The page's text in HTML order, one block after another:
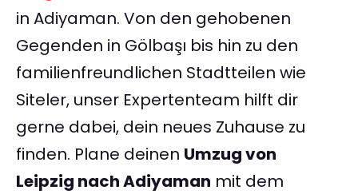
in Adiyaman. Von den gehobenen
Gegenden in Gölbaşı bis hin zu den
familienfreundlichen Stadtteilen wie
Siteler, unser Expertenteam hilft dir
gerne dabei, dein neues Zuhause zu
finden. Plane deinen Umzug von
Leipzig nach Adiyaman mit dem